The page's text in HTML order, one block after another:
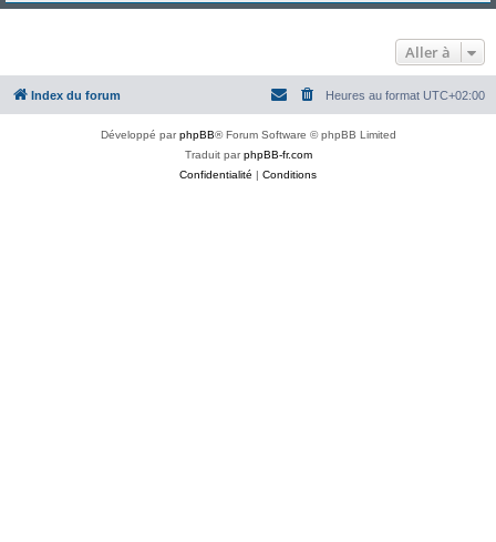
Aller à
Index du forum Heures au format UTC+02:00
Développé parphpBB® Forum Software © phpBB Limited
Traduit parphpBB-fr.com
Confidentialité | Conditions